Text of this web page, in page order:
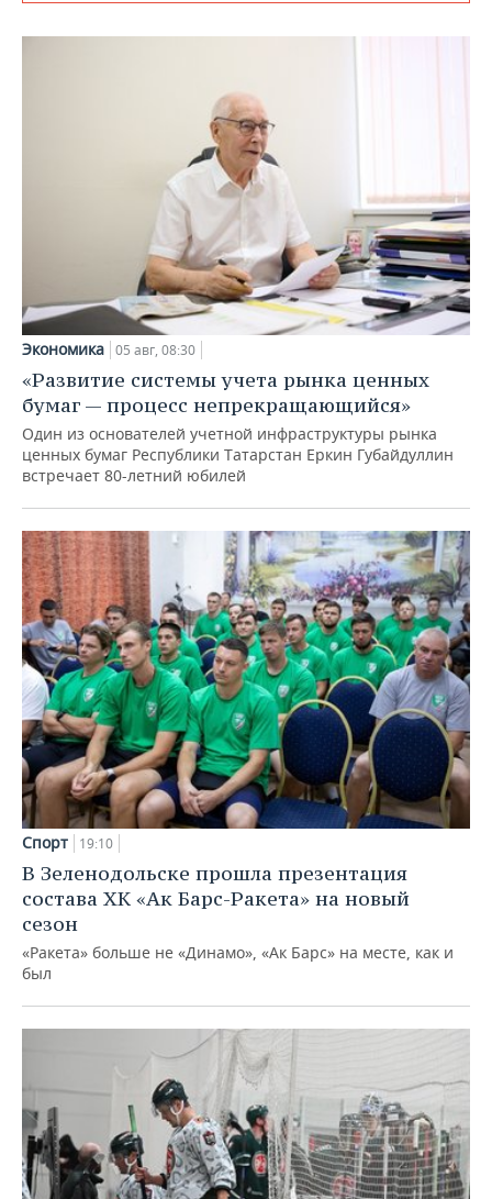
Экономика 05 авг, 08:30
«Развитие системы учета рынка ценных
бумаг — процесс непрекращающийся»
Один из основателей учетной инфраструктуры рынка
ценных бумаг Республики Татарстан Еркин Губайдуллин
встречает 80-летний юбилей
Спорт 19:10
В Зеленодольске прошла презентация
состава ХК «Ак Барс-Ракета» на новый
сезон
«Ракета» больше не «Динамо», «Ак Барс» на месте, как и
был